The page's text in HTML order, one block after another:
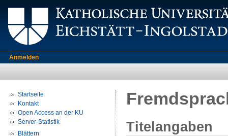
Anmelden
Startseite
Kontakt
Open Access an der KU
Server-Statistik
Blättern
Titelangaben